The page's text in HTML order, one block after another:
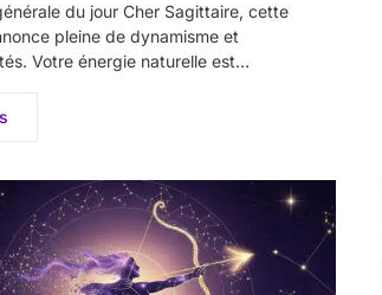
du jour Cher Sagittaire, cette
pleine de dynamisme et
Votre énergie naturelle est…